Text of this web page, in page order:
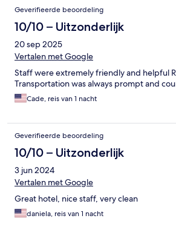
Geverifieerde beoordeling
10/10 – Uitzonderlijk
20 sep 2025
Vertalen met Google
Staff were extremely friendly and helpful
Transportation was always prompt and
Cade, reis van 1 nacht
Geverifieerde beoordeling
10/10 – Uitzonderlijk
3 jun 2024
Vertalen met Google
Great hotel, nice staff, very clean
daniela, reis van 1 nacht